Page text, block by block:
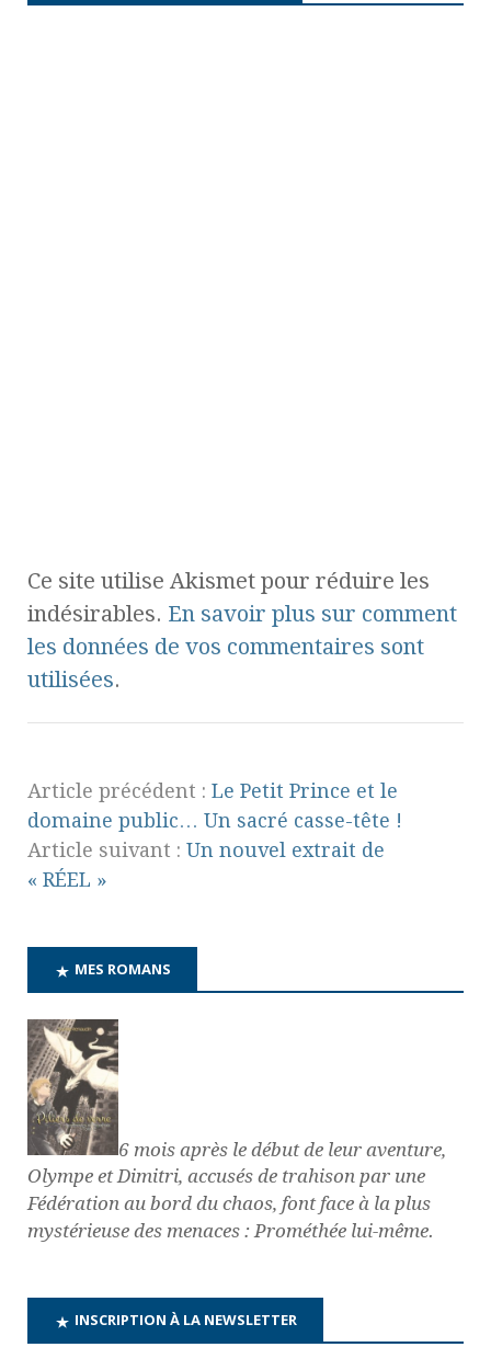
Ce site utilise Akismet pour réduire les
indésirables. En savoir plus sur comment
les données de vos commentaires sont
utilisées.
Article précédent : Le Petit Prince et le
domaine public… Un sacré casse-tête !
Article suivant : Un nouvel extrait de
« RÉEL »
MES ROMANS
6 mois après le début de leur aventure,
Olympe et Dimitri, accusés de trahison par une
Fédération au bord du chaos, font face à la plus
mystérieuse des menaces : Prométhée lui-même.
INSCRIPTION À LA NEWSLETTER